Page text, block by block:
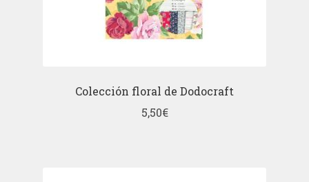
Colección floral de Dodocraft
5,50€